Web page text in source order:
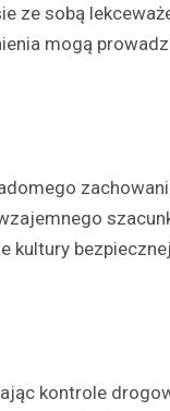
ze sobą
mogą
kultury
kontrole